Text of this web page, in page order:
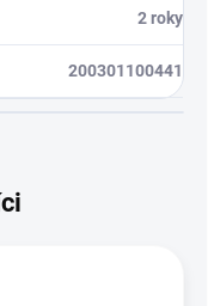
2 roky
200301100441